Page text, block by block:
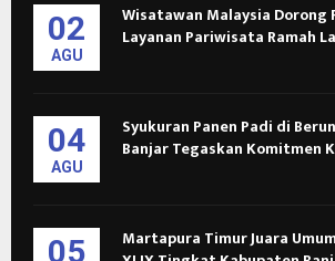
02
AGU
Wisatawan Malaysia Dorong
Layanan Pariwisata Ramah
04
AGU
Syukuran Panen Padi di
Banjar Tegaskan Komitmen
05
Martapura Timur Juara